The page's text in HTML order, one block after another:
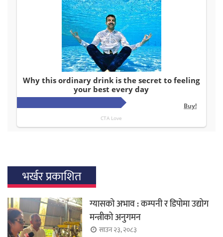
भर्खर प्रकाशित
ग्यासको अभाव : कम्पनी र डिपोमा उद्योग
मन्त्रीको अनुगमन
साउन २३, २०८३